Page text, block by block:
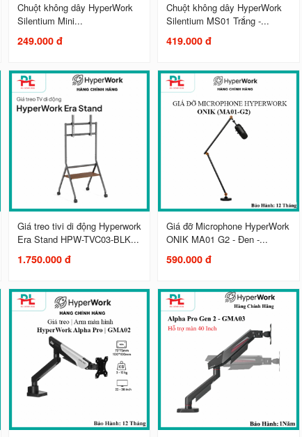
Chuột không dây HyperWork
Silentium Mini...
249.000 đ
Chuột không dây HyperWork
Silentium MS01 Trắng -...
419.000 đ
Giá treo tivi di động Hyperwork
Era Stand HPW-TVC03-BLK...
1.750.000 đ
Giá đỡ Microphone HyperWork
ONIK MA01 G2 - Đen -...
590.000 đ